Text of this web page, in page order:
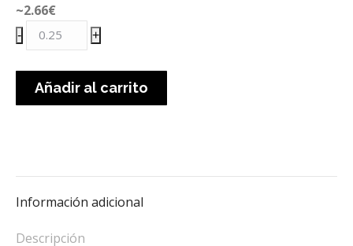
~2.66€
Muselina
selva
gris
cantidad
- +
Añadir al carrito
Información adicional
Descripción